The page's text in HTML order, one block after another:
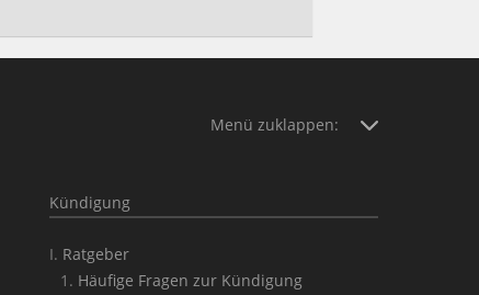
Menü zuklappen:
Kündigung
Ratgeber
Häufige Fragen zur Kündigung